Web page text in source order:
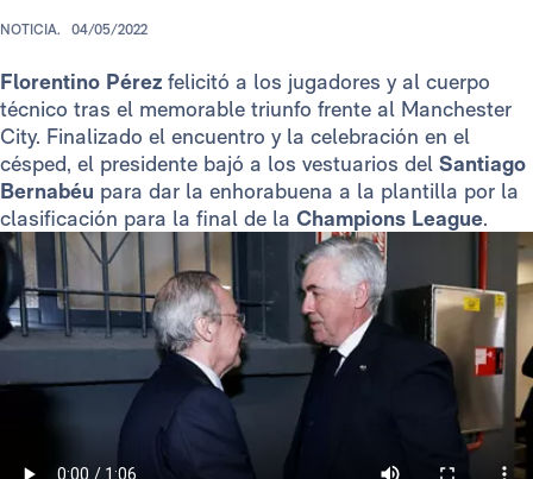
NOTICIA. 04/05/2022
Florentino Pérez felicitó a los jugadores y al cuerpo
técnico tras el memorable triunfo frente al Manchester
City. Finalizado el encuentro y la celebración en el
césped, el presidente bajó a los vestuarios del Santiago
Bernabéu para dar la enhorabuena a la plantilla por la
clasificación para la final de la Champions League.